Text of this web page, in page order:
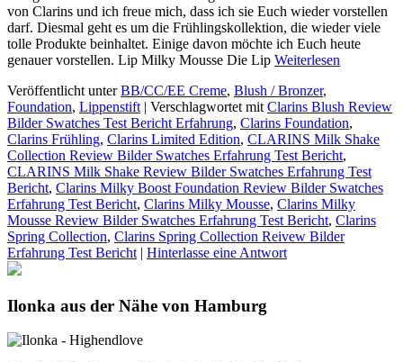
von Clarins und ich freue mich, dass ich sie Euch wieder vorstellen
darf. Diesmal geht es um die Frühlingskollektion, die wieder viele
tolle Produkte beinhaltet. Einige davon möchte ich Euch heute
genauer vorstellen. Lip Milky Mousse Die Lip Weiterlesen
Veröffentlicht unter BB/CC/EE Creme, Blush / Bronzer,
Foundation, Lippenstift | Verschlagwortet mit Clarins Blush Review
Bilder Swatches Test Bericht Erfahrung, Clarins Foundation,
Clarins Frühling, Clarins Limited Edition, CLARINS Milk Shake
Collection Review Bilder Swatches Erfahrung Test Bericht,
CLARINS Milk Shake Review Bilder Swatches Erfahrung Test
Bericht, Clarins Milky Boost Foundation Review Bilder Swatches
Erfahrung Test Bericht, Clarins Milky Mousse, Clarins Milky
Mousse Review Bilder Swatches Erfahrung Test Bericht, Clarins
Spring Collection, Clarins Spring Collection Reivew Bilder
Erfahrung Test Bericht | Hinterlasse eine Antwort
Ilonka aus der Nähe von Hamburg